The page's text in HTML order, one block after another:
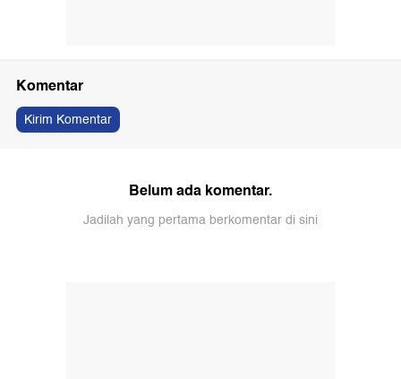
Komentar
Kirim Komentar
Belum ada komentar.
Jadilah yang pertama berkomentar di sini